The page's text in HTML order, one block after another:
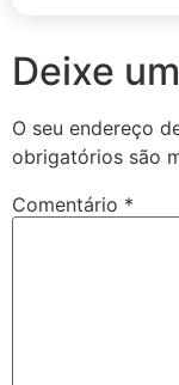
Deixe
O seu endereço
obrigatórios são
Comentário *